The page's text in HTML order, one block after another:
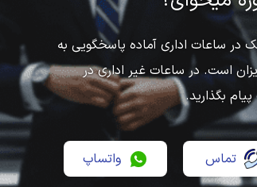
در ساعات اداری آماده پاسخگویی به
است. در ساعات غیر اداری در
بگذارید.
تماس واتساپ